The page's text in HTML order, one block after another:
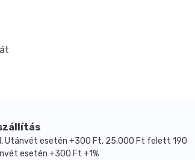
Utánvét esetén +300 Ft, 25.000 Ft felett 190
esetén +300 Ft +1%